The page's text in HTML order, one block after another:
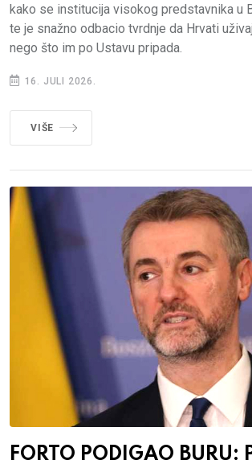
kako se institucija visokog predstavnika u
te je snažno odbacio tvrdnje da Hrvati
nego što im po Ustavu pripada.
16. JULI 2026.
VIŠE
FORTO PODIGAO BURU: